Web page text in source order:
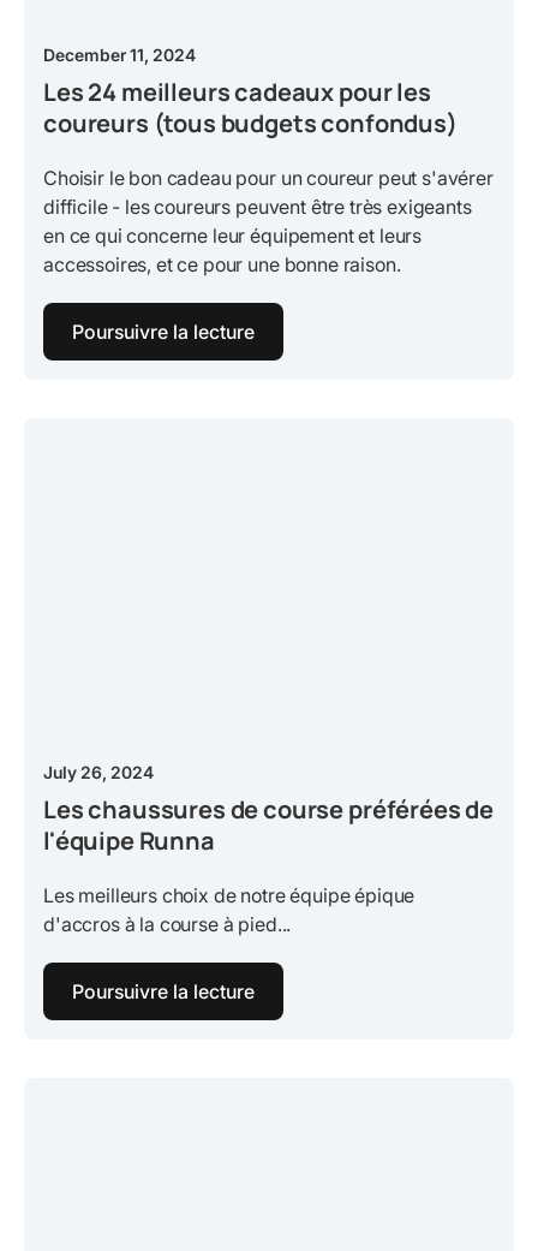
December 11, 2024
Les 24 meilleurs cadeaux pour les
coureurs (tous budgets confondus)
Choisir le bon cadeau pour un coureur peut s'avérer
difficile - les coureurs peuvent être très exigeants
en ce qui concerne leur équipement et leurs
accessoires, et ce pour une bonne raison.
Poursuivre la lecture
July 26, 2024
Les chaussures de course préférées de
l'équipe Runna
Les meilleurs choix de notre équipe épique
d'accros à la course à pied...
Poursuivre la lecture